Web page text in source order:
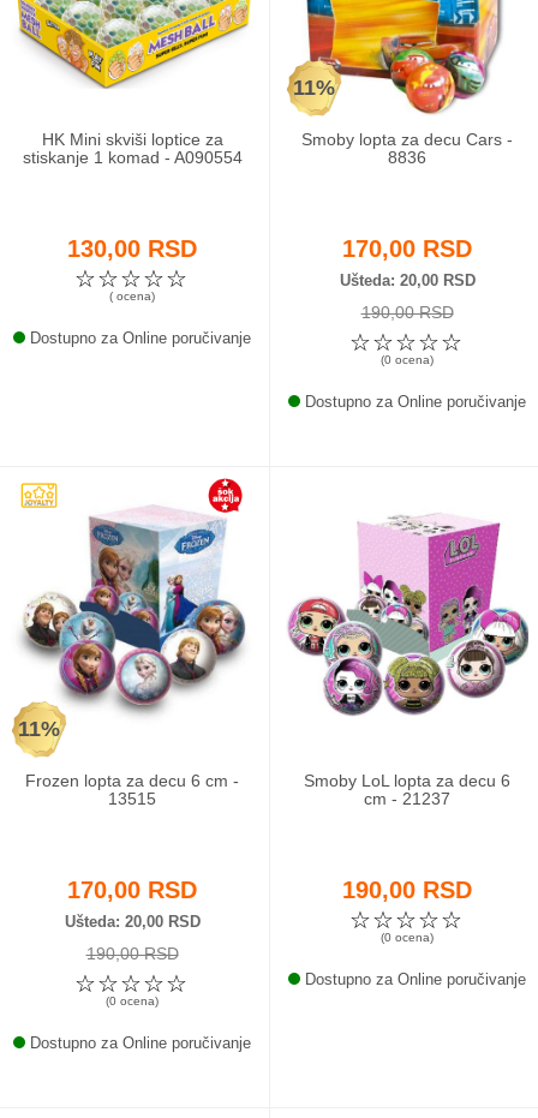
Odeća i obuća
Igračke za bebe i decu
AKCIJA
Call Centar
011 438 1 000
HK Mini skviši loptice za
stiskanje 1 komad - A090554
130,00 RSD
☆
☆
☆
☆
☆
( ocena)
Dostupno za Online poručivanje
11%
Smoby lopta za decu Cars -
8836
170,00 RSD
Ušteda 20,00 RSD
190,00 RSD
☆
☆
☆
☆
☆
(0 ocena)
Dostupno za Online poručivanje
11%
Frozen lopta za decu 6 cm -
13515
170,00 RSD
Ušteda 20,00 RSD
190,00 RSD
☆
☆
☆
☆
☆
(0 ocena)
Dostupno za Online poručivanje
Smoby LoL lopta za decu 6
cm - 21237
190,00 RSD
☆
☆
☆
☆
☆
(0 ocena)
Dostupno za Online poručivanje